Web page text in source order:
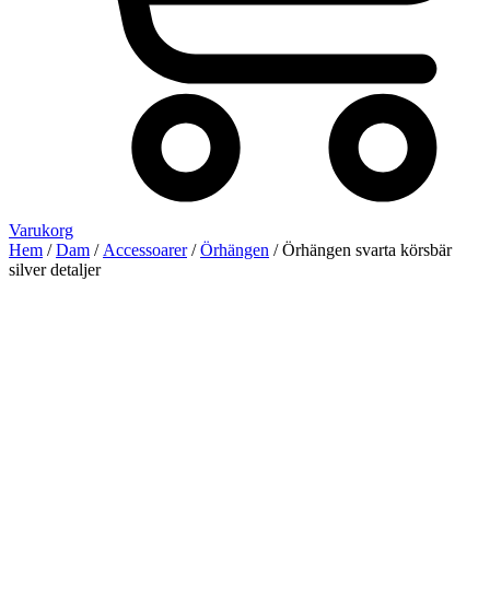
Varukorg
Hem /Dam / Accessoarer/Örhängen / Örhängen svarta körsbär
silver detaljer